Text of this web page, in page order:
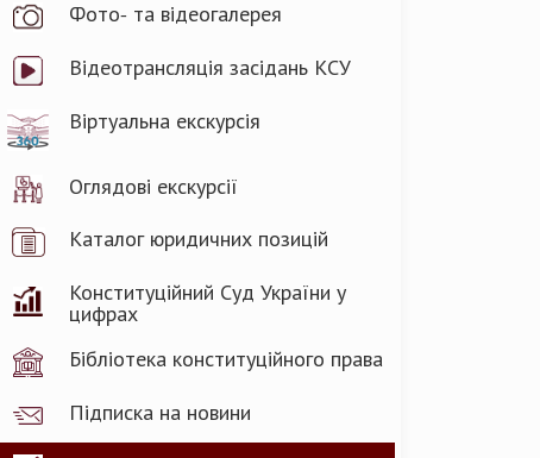
Фото- та відеогалерея
Відеотрансляція засідань КСУ
Віртуальна екскурсія
Оглядові екскурсії
Каталог юридичних позицій
Конституційний Суд України у
цифрах
Бібліотека конституційного права
Підписка на новини